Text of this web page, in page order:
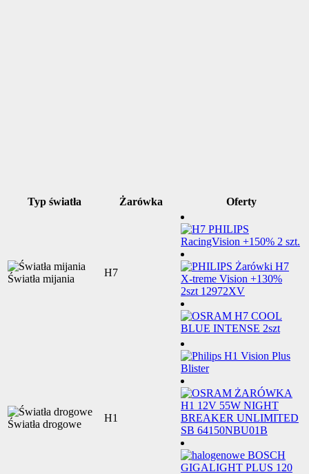
Typ światła Żarówka Oferty
Światła mijania
H7
Światła drogowe
H1